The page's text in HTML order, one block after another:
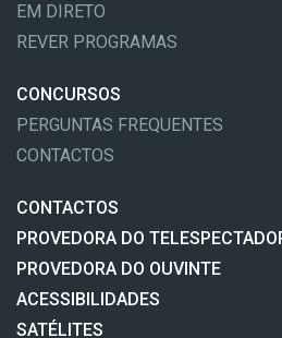
EM DIRETO
REVER PROGRAMAS
CONCURSOS
PERGUNTAS FREQUENTES
CONTACTOS
CONTACTOS
PROVEDORA DO
PROVEDORA DO OUVINTE
ACESSIBILIDADES
SATÉLITES